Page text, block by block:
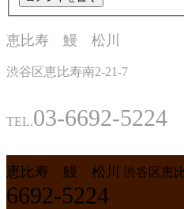
恵比寿 鰻 松川
渋谷区恵比寿南2-21-7
TEL.03-6692-5224
恵比寿 鰻 松川 渋谷区恵
6692-5224